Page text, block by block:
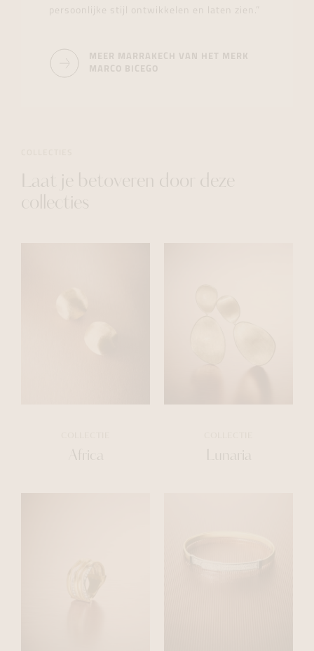
persoonlijke stijl ontwikkelen en laten zien.”
MEER MARRAKECH VAN HET MERK
MARCO BICEGO
Laat je betoveren door deze
collecties
Africa Lunaria